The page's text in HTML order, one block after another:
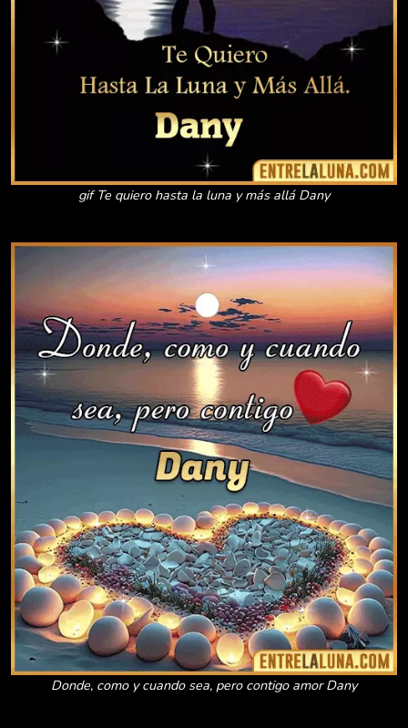
gif Te quiero hasta la luna y más allá Dany
Donde, como y cuando sea, pero contigo amor Dany